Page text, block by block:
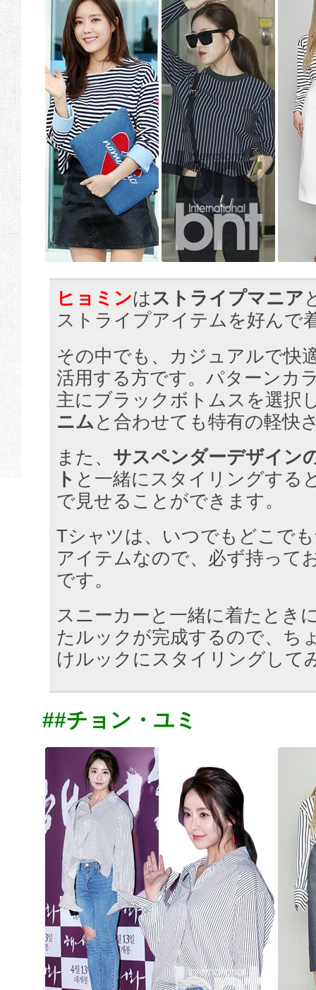
ヒョミンはストライプマニア
ストライプアイテムを好んで
その中でも、カジュアルで快
活用する方です。パターンカ
主にブラックボトムスを選択
ニム と合わせても特有の軽快
また、 サスペンダーデザイン
ト と一緒にスタイリングする
で見せることができます。
Tシャツは、いつでもどこで
アイテムなので、必ず持って
です。
スニーカーと一緒に着たとき
たルックが完成するので、ち
けルックにスタイリングして
##チョン・ユミ